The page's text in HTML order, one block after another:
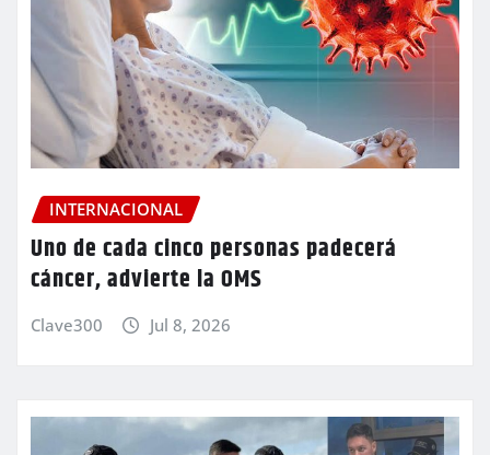
INTERNACIONAL
Uno de cada cinco personas padecerá
cáncer, advierte la OMS
Clave300 Jul 8, 2026